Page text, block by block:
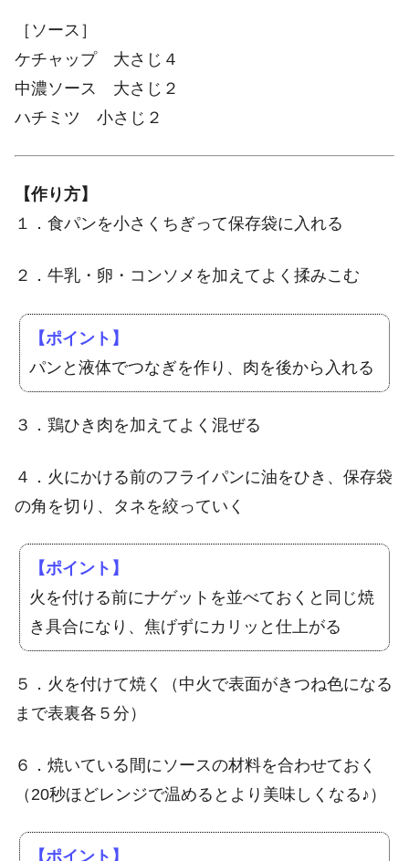
［ソース］
ケチャップ 大さじ４
中濃ソース 大さじ２
ハチミツ 小さじ２
【作り方】
１．食パンを小さくちぎって保存袋に入れる
２．牛乳・卵・コンソメを加えてよく揉みこむ
【ポイント】
パンと液体でつなぎを作り、肉を後から入れる
３．鶏ひき肉を加えてよく混ぜる
４．火にかける前のフライパンに油をひき、保存袋
の角を切り、タネを絞っていく
【ポイント】
火を付ける前にナゲットを並べておくと同じ焼
き具合になり、焦げずにカリッと仕上がる
５．火を付けて焼く（中火で表面がきつね色になる
まで表裏各５分）
６．焼いている間にソースの材料を合わせておく
（20秒ほどレンジで温めるとより美味しくなる♪）
【ポイント】